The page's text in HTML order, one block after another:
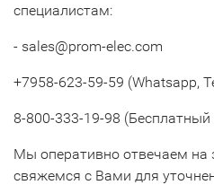
специалистам:
- sales@prom-elec.com
+7958-623-59-59 (Whatsapp,
8-800-333-19-98
Мы оперативно отвечаем на
свяжемся с Вами для